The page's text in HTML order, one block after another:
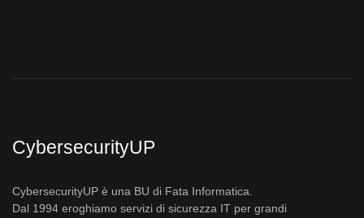
CybersecurityUP
CybersecurityUP è una BU di Fata Informatica.
Dal 1994 eroghiamo servizi di sicurezza IT per grandi